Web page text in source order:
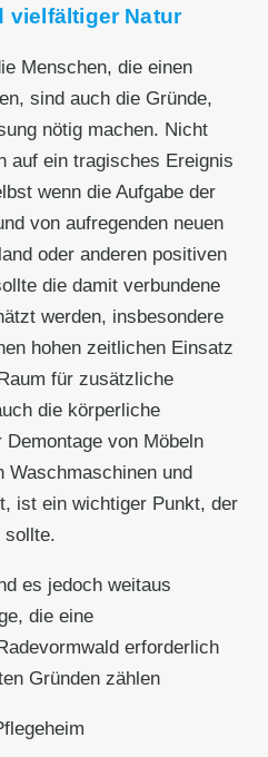
vielfältiger Natur
Menschen, die einen
sind auch die Gründe,
nötig machen. Nicht
auf ein tragisches Ereignis
wenn die Aufgabe der
von aufregenden neuen
oder anderen positiven
die damit verbundene
werden, insbesondere
hohen zeitlichen Einsatz
für zusätzliche
die körperliche
von Möbeln
Waschmaschinen und
ist ein wichtiger Punkt, der
sollte.
es jedoch weitaus
die eine
erforderlich
Gründen zählen